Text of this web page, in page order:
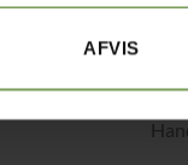
AFVIS
Alt